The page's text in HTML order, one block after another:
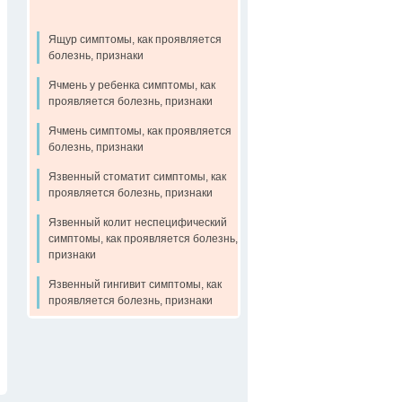
Ящур симптомы, как проявляется
болезнь, признаки
Ячмень у ребенка симптомы, как
проявляется болезнь, признаки
Ячмень симптомы, как проявляется
болезнь, признаки
Язвенный стоматит симптомы, как
проявляется болезнь, признаки
Язвенный колит неспецифический
симптомы, как проявляется болезнь,
признаки
Язвенный гингивит симптомы, как
проявляется болезнь, признаки